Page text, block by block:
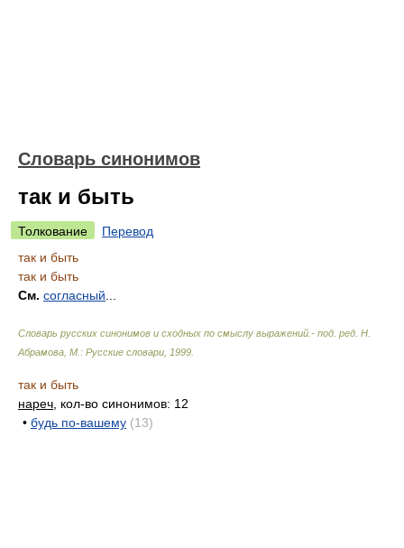
Словарь синонимов
так и быть
Толкование
Перевод
так и быть
так и быть
См. согласный
Словарь русских синонимов и сходных по смыслу выражений.- под. ред. Н.
Абрамова, М.: Русские словари 1999
так и быть
нареч , кол-во синонимов: 12
• будь по-вашему (13)